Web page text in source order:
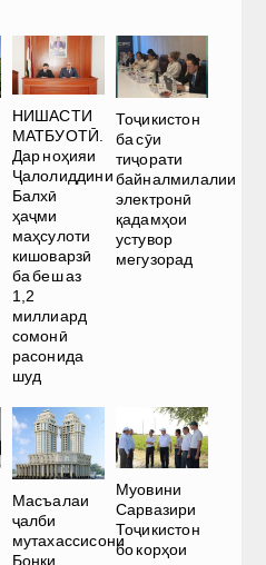
НИШАСТИ
МАТБУОТӢ.
Дар ноҳияи
Ҷалолиддини
Балхӣ
ҳаҷми
маҳсулоти
кишоварзӣ
ба беш аз
1,2
миллиард
сомонӣ
расонида
шуд
Тоҷикистон
ба сӯи
тиҷорати
байналмилалии
электронӣ
қадамҳои
устувор
мегузорад
Масъалаи
ҷалби
мутахассисони
Бонки
Муовини
Сарвазири
Тоҷикистон
бо корҳои